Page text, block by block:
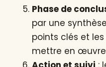
Phase de
par une
points clés et
mettre en